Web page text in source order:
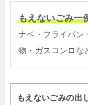
もえないごみ一
ナベ・フライパン
物・ガスコンロな
もえないごみの出